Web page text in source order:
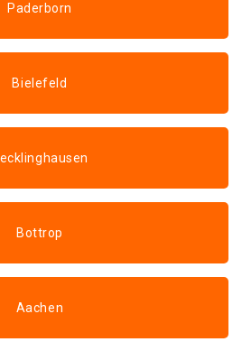
Paderborn
Bielefeld
Bottrop
Aachen